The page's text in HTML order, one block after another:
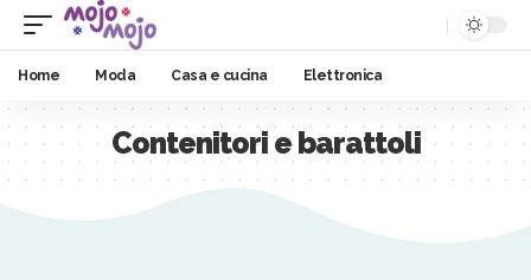
Home Moda Casa e cucina Elettronica
Contenitori e barattoli